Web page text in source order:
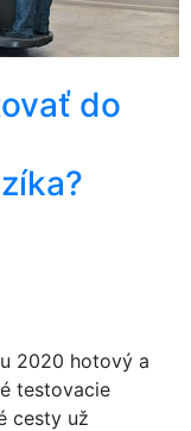
do
2020 hotový a
testovacie
cesty už